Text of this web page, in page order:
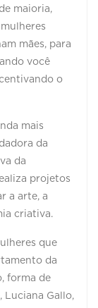
maioria,
mães, para
você
o
mais
da
da
projetos
a arte, a
criativa.
que
da
forma de
Luciana Gallo,